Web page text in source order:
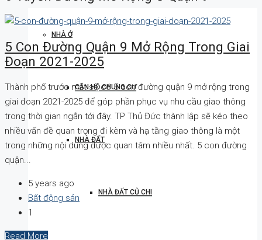
NHÀ Ở
CĂN HỘ CHUNG CƯ
NHÀ ĐẤT
NHÀ ĐẤT CỦ CHI
5 Con Đường Quận 9 Mở Rộng Trong Giai
Đoạn 2021-2025
Thành phố trước mắt sẽ có 5 con đường quận 9 mở rộng trong
giai đoạn 2021-2025 để góp phần phục vụ nhu cầu giao thông
trong thời gian ngắn tới đây. TP Thủ Đức thành lập sẽ kéo theo
nhiều vấn đề quan trọng đi kèm và hạ tầng giao thông là một
trong những nội dung được quan tâm nhiều nhất. 5 con đường
quận...
5 years ago
Bất động sản
1
Read More